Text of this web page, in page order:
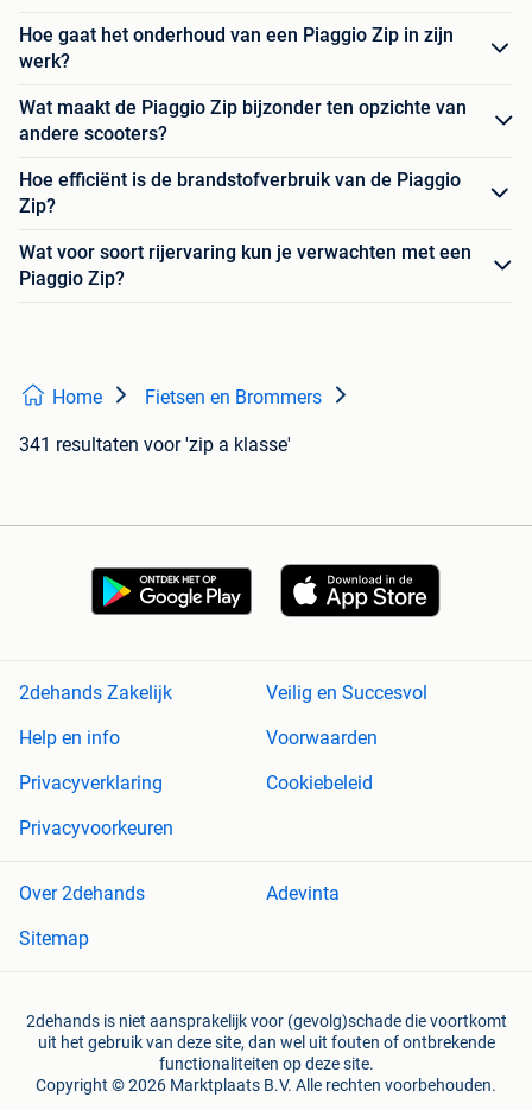
Hoe gaat het onderhoud van een Piaggio Zip in zijn
werk?
Wat maakt de Piaggio Zip bijzonder ten opzichte van
andere scooters?
Hoe efficiënt is de brandstofverbruik van de Piaggio
Zip?
Wat voor soort rijervaring kun je verwachten met een
Piaggio Zip?
Home Fietsen en Brommers
341 resultaten voor 'zip a klasse'
2dehands Zakelijk
Veilig en Succesvol
Help en info
Voorwaarden
Privacyverklaring
Cookiebeleid
Privacyvoorkeuren
Over 2dehands
Adevinta
Sitemap
2dehands is niet aansprakelijk voor (gevolg)schade die voortkomt
uit het gebruik van deze site, dan wel uit fouten of ontbrekende
functionaliteiten op deze site.
Copyright © 2026 Marktplaats B.V. Alle rechten voorbehouden.